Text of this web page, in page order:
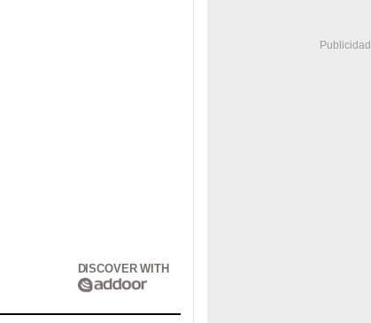
DISCOVER WITH